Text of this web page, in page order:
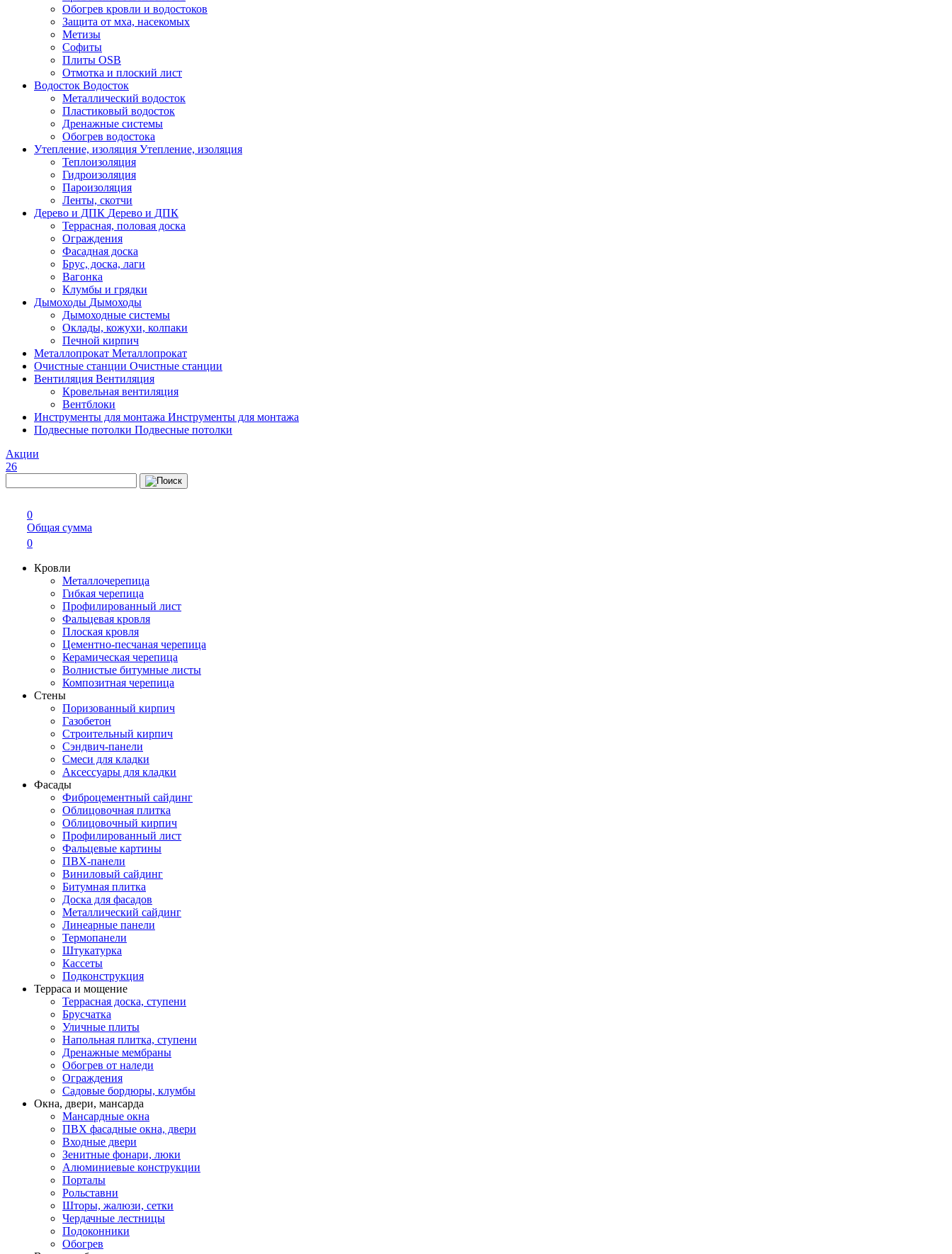
Обогрев кровли и водостоков
Защита от мха, насекомых
Метизы
Софиты
Плиты OSB
Отмотка и плоский лист
Водосток Водосток
Металлический водосток
Пластиковый водосток
Дренажные системы
Обогрев водостока
Утепление, изоляция Утепление, изоляция
Теплоизоляция
Гидроизоляция
Пароизоляция
Ленты, скотчи
Дерево и ДПК Дерево и ДПК
Террасная, половая доска
Ограждения
Фасадная доска
Брус, доска, лаги
Вагонка
Клумбы и грядки
Дымоходы Дымоходы
Дымоходные системы
Оклады, кожухи, колпаки
Печной кирпич
Металлопрокат Металлопрокат
Очистные станции Очистные станции
Вентиляция Вентиляция
Кровельная вентиляция
Вентблоки
Инструменты для монтажа Инструменты для монтажа
Подвесные потолки Подвесные потолки
Акции
26
0
Общая сумма
0
Кровли
Металлочерепица
Гибкая черепица
Профилированный лист
Фальцевая кровля
Плоская кровля
Цементно-песчаная черепица
Керамическая черепица
Волнистые битумные листы
Композитная черепица
Стены
Поризованный кирпич
Газобетон
Строительный кирпич
Сэндвич-панели
Смеси для кладки
Аксессуары для кладки
Фасады
Фиброцементный сайдинг
Облицовочная плитка
Облицовочный кирпич
Профилированный лист
Фальцевые картины
ПВХ-панели
Виниловый сайдинг
Битумная плитка
Доска для фасадов
Металлический сайдинг
Линеарные панели
Термопанели
Штукатурка
Кассеты
Подконструкция
Терраса и мощение
Террасная доска, ступени
Брусчатка
Уличные плиты
Напольная плитка, ступени
Дренажные мембраны
Обогрев от наледи
Ограждения
Садовые бордюры, клумбы
Окна, двери, мансарда
Мансардные окна
ПВХ фасадные окна, двери
Входные двери
Зенитные фонари, люки
Алюминиевые конструкции
Порталы
Рольставни
Шторы, жалюзи, сетки
Чердачные лестницы
Подоконники
Обогрев